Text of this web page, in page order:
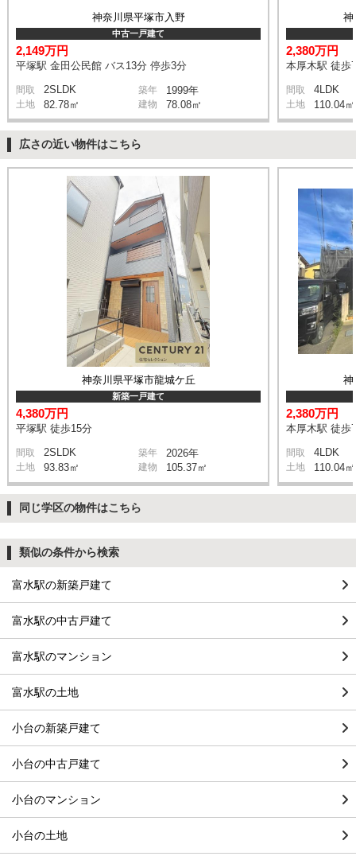
神奈川県平塚市入野
中古一戸建て
2,149万円
平塚駅 金田公民館 バス13分 停歩3分
間取 2SLDK 築年 1999年
土地 82.78㎡ 建物 78.08㎡
神
2,380万円
本厚木駅 徒歩
間取 4LDK
土地 110.04㎡
広さの近い物件はこちら
神奈川県平塚市龍城ケ丘
新築一戸建て
4,380万円
平塚駅 徒歩15分
間取 2SLDK 築年 2026年
土地 93.83㎡ 建物 105.37㎡
神
2,380万円
本厚木駅 徒歩
間取 4LDK
土地 110.04㎡
同じ学区の物件はこちら
類似の条件から検索
富水駅の新築戸建て
富水駅の中古戸建て
富水駅のマンション
富水駅の土地
小台の新築戸建て
小台の中古戸建て
小台のマンション
小台の土地